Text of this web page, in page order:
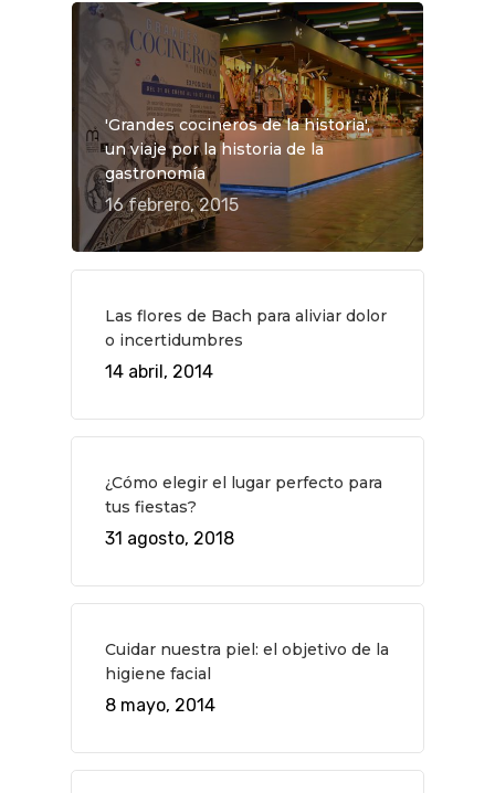
'Grandes cocineros de la historia',
un viaje por la historia de la
gastronomía
16 febrero, 2015
Las flores de Bach para aliviar dolor
o incertidumbres
14 abril, 2014
¿Cómo elegir el lugar perfecto para
tus fiestas?
31 agosto, 2018
Cuidar nuestra piel: el objetivo de la
higiene facial
8 mayo, 2014
Planes
Museos Y
Teatro
Novedades
Cine
GASTRO
Restaurantes
Rutas Por Madrid
Bares Y Cafés
Gourmet
VIAJES
BEAUTY
CONTACTO